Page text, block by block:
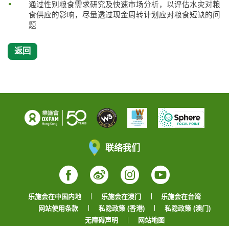
通过性别粮食需求研究及快速市场分析，以评估水灾对粮
食供应的影响，尽量透过现金周转计划应对粮食短缺的问
题
返回
联络我们
Facebook
WeiboInstagram
YouTube
乐施会在中国内地 乐施会在澳门
乐施会在台湾
网站使用条款
私隐政策 (香港)
私隐政策 (澳门)
无障碍声明
网站地图